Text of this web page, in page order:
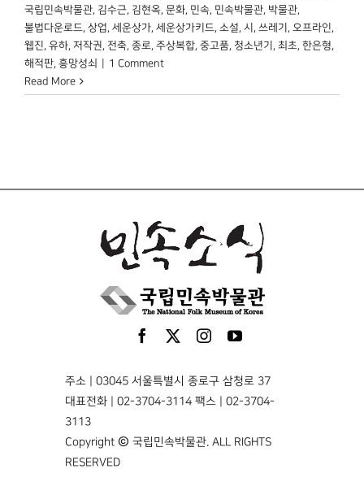
국립민속박물관, 김수근, 김현옥, 문화, 민속, 민속박물관, 박물관,
불법다운로드, 상업, 세운상가, 세운상가키드, 소설, 시 , 쓰레기 , 오프라인,
웹진, 유하, 저작권, 전축, 종로, 주상복합, 중고품, 청소년기 , 최초, 한은형,
해적판, 흥망성쇠
1 Comment
Read More
주소 | 03045 서울특별시 종로구 삼청로 37
대표전화 | 02-3704-3114 팩스 | 02-3704-
3113
Copyright © 국립민속박물관. ALL RIGHTS
RESERVED